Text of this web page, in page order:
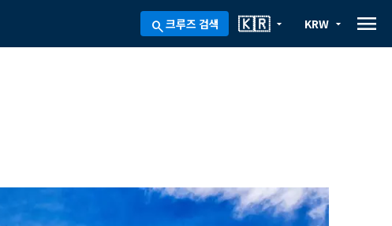
search크루즈 검색 arrow_drop_down
🇰🇷 arrow_drop_down
KRW menu